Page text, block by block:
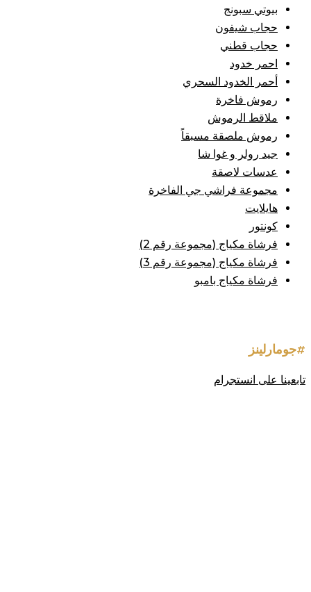
بيوتي سبونج
حجاب شيفون
حجاب قطني
احمر خدود
أحمر الخدود السحري
رموش فاخرة
ملاقط الرموش
رموش ملصقة مسبقاً
جيد رولر و غوا شا
عدسات لاصقة
مجموعة فراشي جي الفاخرة
هايلايت
كونتور
فرشاة مكياج (مجموعة رقم 2)
فرشاة مكياج (مجموعة رقم 3)
فرشاة مكياج بامبو
#جومارلينز
تابعينا على انستجرام